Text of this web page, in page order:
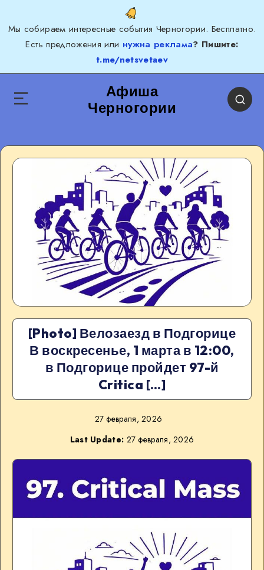
Мы собираем интересные события Черногории. Бесплатно.
Есть предложения или нужна реклама? Пишите:
t.me/netsvetaev
Афиша
Черногории
[Photo] Велозаезд в Подгорице
В воскресенье, 1 марта в 12:00,
в Подгорице пройдет 97-й
Critica […]
27 февраля, 2026
Last Update: 27 февраля, 2026